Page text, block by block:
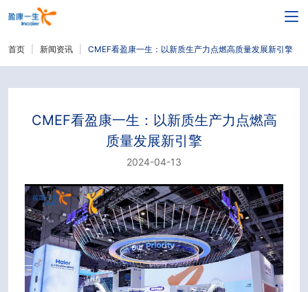
首页 新闻资讯 CMEF看盈康一生：以新质生产力点燃高质量发展新引擎
CMEF看盈康一生：以新质生产力点燃高
质量发展新引擎
2024-04-13